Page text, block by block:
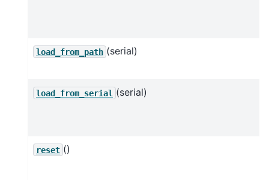
load_from_path (serial)
load_from_serial (serial)
reset ()